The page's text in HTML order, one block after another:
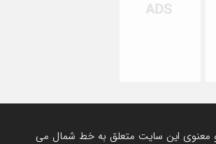
معنوی این سایت متعلق به خط شمال می